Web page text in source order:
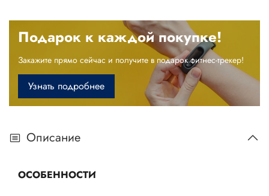
Подарок к каждой покупке!
Закажите прямо сейчас и получите в подарок фитнес-трекер!
Узнать подробнее
Описание
ОСОБЕННОСТИ